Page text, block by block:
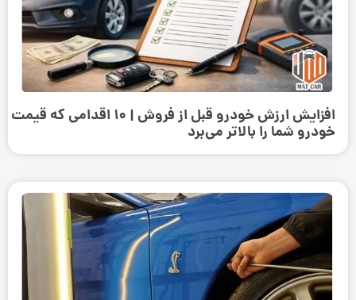
افزایش ارزش خودرو قبل از فروش | ۱۰ اقدامی که قیمت
خودرو شما را بالاتر می‌برد